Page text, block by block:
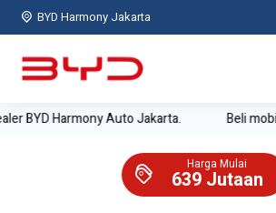
BYD Harmony Jakarta
Home
Auto Jakarta. Beli mobil jadi lebih
Harga Mulai
639 Jutaan